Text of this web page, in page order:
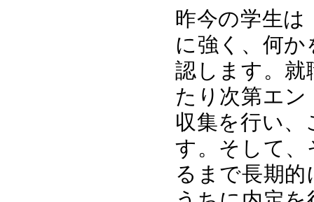
昨今の学生は
に強く、何
認します。就
たり次第エ
収集を行い
す。そして、
るまで長期